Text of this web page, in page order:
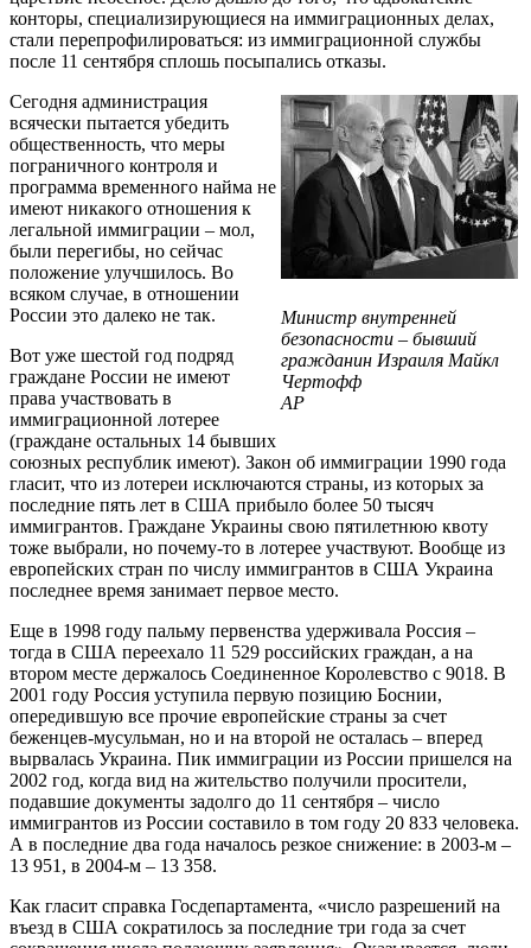
конторы, специализирующиеся на иммиграционных делах,
стали перепрофилироваться: из иммиграционной службы
после 11 сентября сплошь посыпались отказы.
Министр внутренней
безопасности – бывший
гражданин Израиля Майкл
Чертофф
AP
Сегодня администрация
всячески пытается убедить
общественность, что меры
пограничного контроля и
программа временного найма не
имеют никакого отношения к
легальной иммиграции – мол,
были перегибы, но сейчас
положение улучшилось. Во
всяком случае, в отношении
России это далеко не так.
Вот уже шестой год подряд
граждане России не имеют
права участвовать в
иммиграционной лотерее
(граждане остальных 14 бывших
союзных республик имеют). Закон об иммиграции 1990 года
гласит, что из лотереи исключаются страны, из которых за
последние пять лет в США прибыло более 50 тысяч
иммигрантов. Граждане Украины свою пятилетнюю квоту
тоже выбрали, но почему-то в лотерее участвуют. Вообще из
европейских стран по числу иммигрантов в США Украина
последнее время занимает первое место.
Еще в 1998 году пальму первенства удерживала Россия –
тогда в США переехало 11 529 российских граждан, а на
втором месте держалось Соединенное Королевство с 9018. В
2001 году Россия уступила первую позицию Боснии,
опередившую все прочие европейские страны за счет
беженцев-мусульман, но и на второй не осталась – вперед
вырвалась Украина. Пик иммиграции из России пришелся на
2002 год, когда вид на жительство получили просители,
подавшие документы задолго до 11 сентября – число
иммигрантов из России составило в том году 20 833 человека.
А в последние два года началось резкое снижение: в 2003-м –
13 951, в 2004-м – 13 358.
Как гласит справка Госдепартамента, «число разрешений на
въезд в США сократилось за последние три года за счет